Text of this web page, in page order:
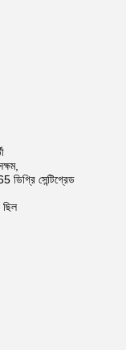
ডিগ্রি সেন্টিগ্রেড